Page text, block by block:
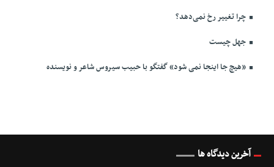
چرا تغییر رخ نمی‌دهد؟
جهل چیست
«هیچ جا اینجا نمی شود» گفتگو با حبیب سیروس شاعر و نویسنده
آخرین دیدگاه ها